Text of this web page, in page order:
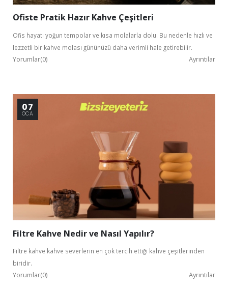
%30'a
varan indirimlerden yararlan.
Ofiste Pratik Hazır Kahve Çeşitleri
Ofis hayatı yoğun tempolar ve kısa molalarla dolu. Bu nedenle hızlı ve
lezzetli bir kahve molası gününüzü daha verimli hale getirebilir.
Yorumlar(0) Ayrıntılar
07
OCA
Filtre Kahve Nedir ve Nasıl Yapılır?
Filtre kahve kahve severlerin en çok tercih ettiği kahve çeşitlerinden
biridir.
Yorumlar(0) Ayrıntılar